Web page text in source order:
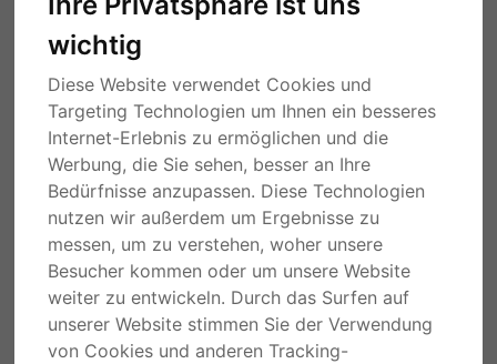
wichtig
Diese Website verwendet Cookies und
Targeting Technologien um Ihnen ein besseres
Internet-Erlebnis zu ermöglichen und die
Werbung, die Sie sehen, besser an Ihre
Bedürfnisse anzupassen. Diese Technologien
nutzen wir außerdem um Ergebnisse zu
messen, um zu verstehen, woher unsere
Besucher kommen oder um unsere Website
weiter zu entwickeln. Durch das Surfen auf
unserer Website stimmen Sie der Verwendung
von Cookies und anderen Tracking-